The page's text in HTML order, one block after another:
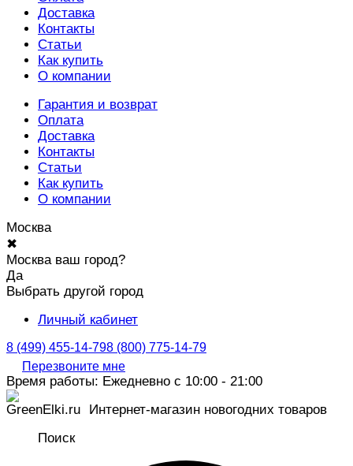
Доставка
Контакты
Статьи
Как купить
О компании
Гарантия и возврат
Оплата
Доставка
Контакты
Статьи
Как купить
О компании
Москва
✖
Москва ваш город?
Да
Выбрать другой город
Личный кабинет
8 (499) 455-14-798 (800) 775-14-79
Перезвоните мне
Время работы: Ежедневно с 10:00 - 21:00
Интернет-магазин новогодних товаров
Поиск